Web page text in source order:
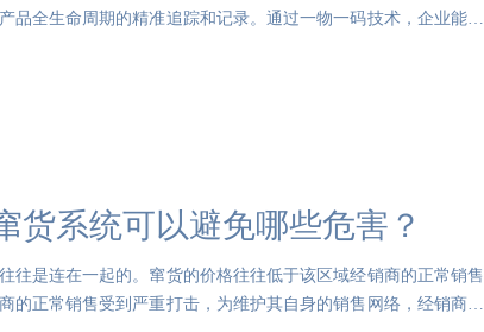
品全生命周期的精准追踪和记录。通过一物一码技术，企业能够
货系统可以避免哪些危害？
往是连在一起的。窜货的价格往往低于该区域经销商的正常销售
的正常销售受到严重打击，为维护其自身的销售网络，经销商不